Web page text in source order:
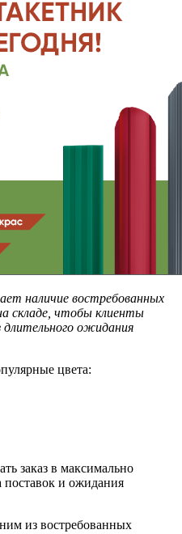
наличие востребованных
складе, чтобы клиенты
ожидания
цвета:
заказ в максимально
поставок и ожидания
из востребованных